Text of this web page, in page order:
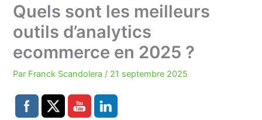
Quels sont les meilleurs
outils d’analytics
ecommerce en 2025 ?
Par Franck Scandolera / 21 septembre 2025